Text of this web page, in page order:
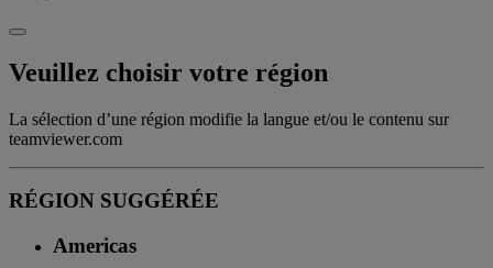
Veuillez choisir votre région
La sélection d’une région modifie la langue et/ou le contenu sur
teamviewer.com
RÉGION SUGGÉRÉE
Americas